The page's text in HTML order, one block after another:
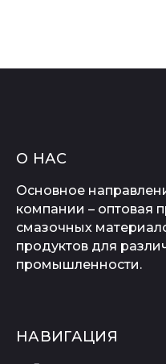
О НАС
Основное
компании – оптовая
смазочных
продуктов для
промышленности.
НАВИГАЦИЯ